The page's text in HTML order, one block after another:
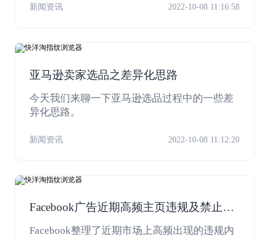
出，让人防不胜防。
新闻资讯 2022-10-08 11:16:58
亚马逊卖家选品之差异化思路
今天我们来聊一下亚马逊选品过程中的一些差
异化思路。
新闻资讯 2022-10-08 11:12:20
Facebook广告近期高频主页违规及禁止商
业行为总结
Facebook整理了近期市场上高频出现的违规内